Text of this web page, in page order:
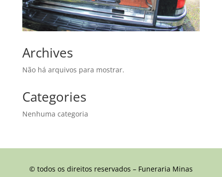
Archives
Não há arquivos para mostrar.
Categories
Nenhuma categoria
© todos os direitos reservados – Funeraria Minas